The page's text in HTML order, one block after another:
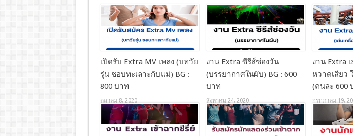
เปิดรับ Extra MV เพลง (บทวัย
รุ่น ชอบทะเลาะกับแม่) BG :
800 บาท
ตุลาคม 8, 2020
งาน Extra ซีรีส์ช่องวัน
(บรรยากาศในผับ) BG : 600
บาท
สิงหาคม 24, 2020
งาน Extra
หวาดเสียว
(คนละ 600
กรกฎาคม 19,